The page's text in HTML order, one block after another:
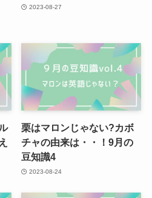
2023-08-27
栗はマロンじゃない?カボ
チャの由来は・・！9月の
豆知識4
2023-08-24